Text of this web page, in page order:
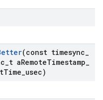
(const timesync
t aRemoteTimestamp
Time usec)